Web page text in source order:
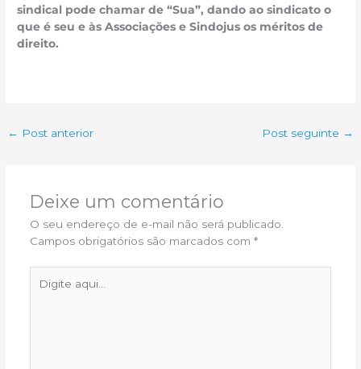
sindical pode chamar de “Sua”, dando ao sindicato o
que é seu e às Associações e Sindojus os méritos de
direito.
← Post anterior Post seguinte →
Deixe um comentário
O seu endereço de e-mail não será publicado.
Campos obrigatórios são marcados com *
aqui...